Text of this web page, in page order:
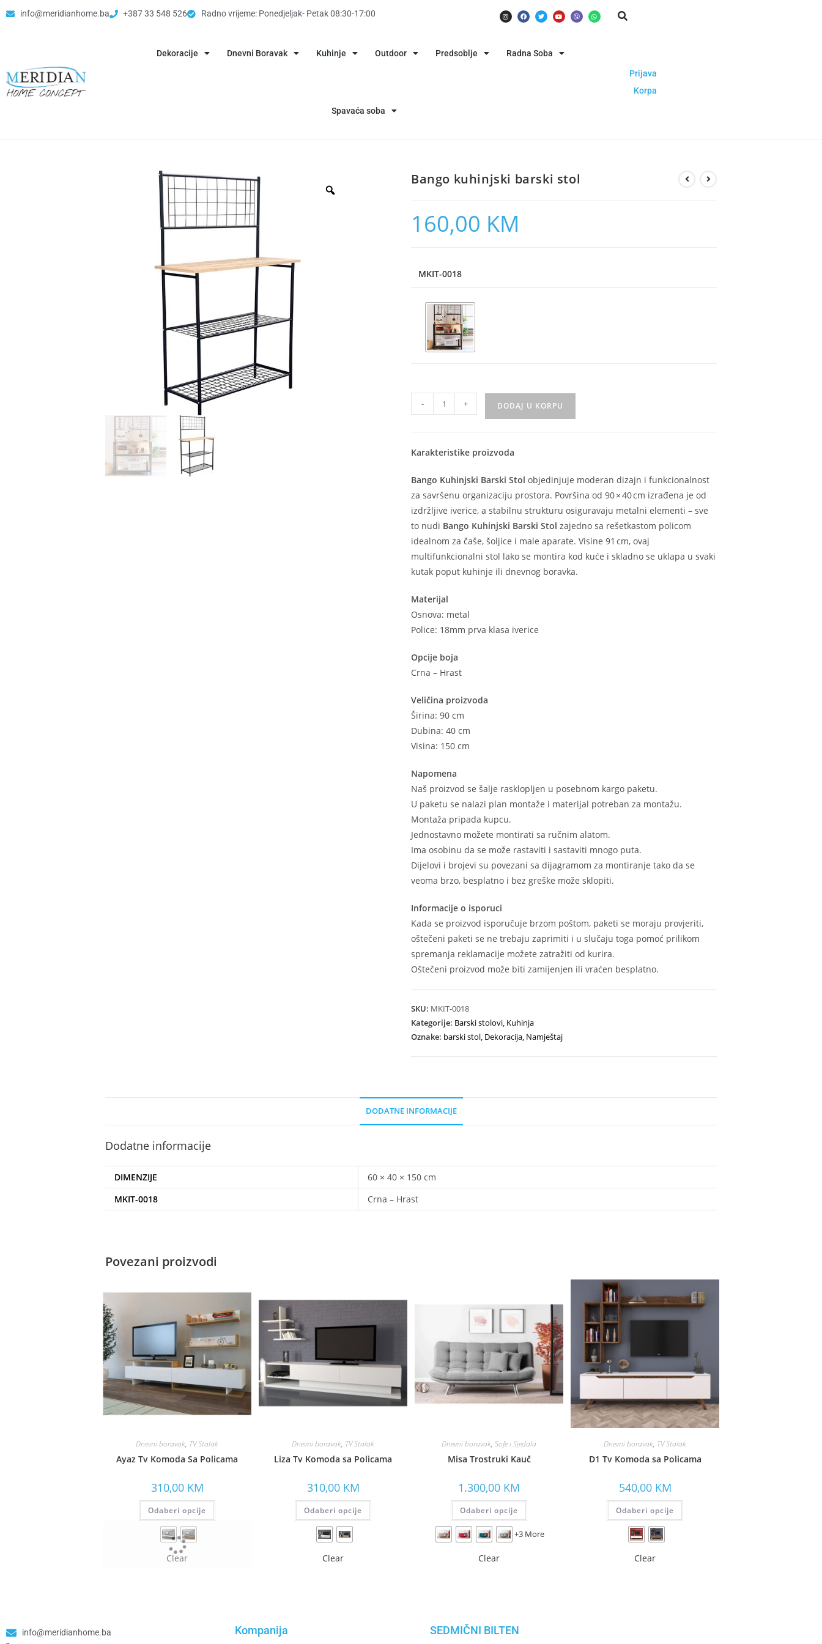
info@meridianhome.ba +387 33 548 526 Radno vrijeme: Ponedjeljak- Petak 08:30-17:00
Dekoracije Dnevni Boravak Kuhinje Outdoor Predsoblje Radna Soba
Spavaća soba
Prijava
Korpa
Bango kuhinjski barski stol
160,00 KM
MKIT-0018
- + DODAJ U KORPU
Karakteristike proizvoda
Bango Kuhinjski Barski Stol objedinjuje moderan dizajn i funkcionalnost
za savršenu organizaciju prostora. Površina od 90 × 40 cm izrađena je od
izdržljive iverice, a stabilnu strukturu osiguravaju metalni elementi – sve
to nudi Bango Kuhinjski Barski Stol zajedno sa rešetkastom policom
idealnom za čaše, šoljice i male aparate. Visine 91 cm, ovaj
multifunkcionalni stol lako se montira kod kuće i skladno se uklapa u svaki
kutak poput kuhinje ili dnevnog boravka.
Materijal
Osnova: metal
Police: 18mm prva klasa iverice
Opcije boja
Crna – Hrast
Veličina proizvoda
Širina: 90 cm
Dubina: 40 cm
Visina: 150 cm
Napomena
Naš proizvod se šalje rasklopljen u posebnom kargo paketu.
U paketu se nalazi plan montaže i materijal potreban za montažu.
Montaža pripada kupcu.
Jednostavno možete montirati sa ručnim alatom.
Ima osobinu da se može rastaviti i sastaviti mnogo puta.
Dijelovi i brojevi su povezani sa dijagramom za montiranje tako da se
veoma brzo, besplatno i bez greške može sklopiti.
Informacije o isporuci
Kada se proizvod isporučuje brzom poštom, paketi se moraju provjeriti,
oštečeni paketi se ne trebaju zaprimiti i u slučaju toga pomoć prilikom
spremanja reklamacije možete zatražiti od kurira.
Oštečeni proizvod može biti zamijenjen ili vraćen besplatno.
SKU: MKIT-0018
Kategorije: Barski stolovi, Kuhinja
Oznake: barski stol, Dekoracija, Namještaj
DODATNE INFORMACIJE
Dodatne informacije
DIMENZIJE
60 × 40 × 150 cm
MKIT-0018
Crna – Hrast
Povezani proizvodi
Dnevni boravak, TV Stalak
Ayaz Tv Komoda Sa Policama
310,00 KM
Odaberi opcije
Clear
Dnevni boravak, TV Stalak
Liza Tv Komoda sa Policama
310,00 KM
Odaberi opcije
Clear
Dnevni boravak, Sofe i Sjedala
Misa Trostruki Kauč
1.300,00 KM
Odaberi opcije
+3 More
Clear
Dnevni boravak, TV Stalak
D1 Tv Komoda sa Policama
540,00 KM
Odaberi opcije
Clear
info@meridianhome.ba
Kompanija SEDMIČNI BILTEN